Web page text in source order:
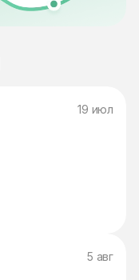
19 июл
5 авг